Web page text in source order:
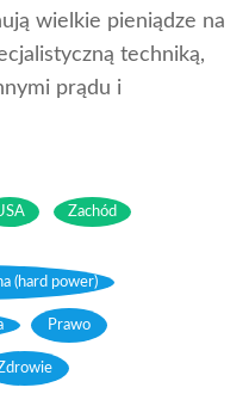
wielkie pieniądze na
techniką,
prądu i
Zachód
(hard power)
, Prawo